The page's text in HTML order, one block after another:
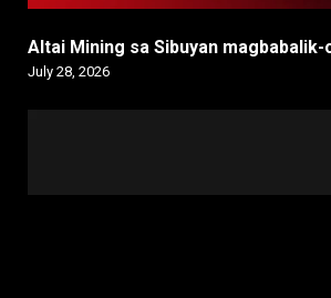
Altai Mining sa Sibuyan
July 28, 2026